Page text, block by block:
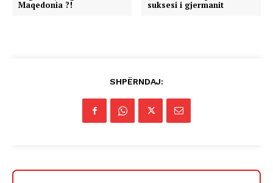
Maqedonia ?!
suksesi i gjermanit
SHPËRNDAJ: